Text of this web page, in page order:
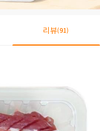
리뷰(91)